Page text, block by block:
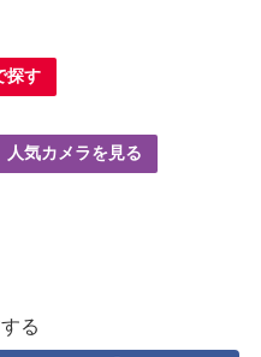
探す
気カメラを見る
る